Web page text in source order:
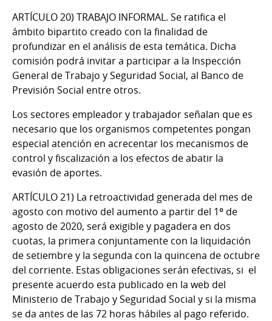
ARTÍCULO 20) TRABAJO INFORMAL. Se ratifica el
ámbito bipartito creado con la finalidad de
profundizar en el análisis de esta temática. Dicha
comisión podrá invitar a participar a la Inspección
General de Trabajo y Seguridad Social, al Banco de
Previsión Social entre otros.
Los sectores empleador y trabajador señalan que es
necesario que los organismos competentes pongan
especial atención en acrecentar los mecanismos de
control y fiscalización a los efectos de abatir la
evasión de aportes.
ARTÍCULO 21) La retroactividad generada del mes de
agosto con motivo del aumento a partir del 1º de
agosto de 2020, será exigible y pagadera en dos
cuotas, la primera conjuntamente con la liquidación
de setiembre y la segunda con la quincena de octubre
del corriente. Estas obligaciones serán efectivas, si el
presente acuerdo esta publicado en la web del
Ministerio de Trabajo y Seguridad Social y si la misma
se da antes de las 72 horas hábiles al pago referido.